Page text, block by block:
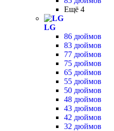
Ещё 4
LG
86 дюймов
83 дюймов
77 дюймов
75 дюймов
65 дюймов
55 дюймов
50 дюймов
48 дюймов
43 дюймов
42 дюймов
32 дюймов